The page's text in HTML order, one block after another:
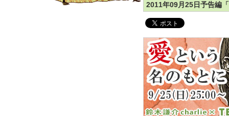
2011年09月25日予告編